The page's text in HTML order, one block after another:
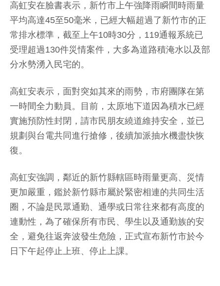
高虹安在臉書表示，新竹市上午強降雨瞬間時雨量
平均高達45至50毫米，已經大幅超過了新竹市的正
常排水標準，截至上午10時30分，119通報系統已
受理超過130件災情案件，大多為道路積淹水以及部
分水勢湧入民宅的。
高虹安表示，面對突如其來的雨勢，市府團隊在第
一時間全力動員。目前，太原地下道因為積水已經
實施預防性封閉，請市民朋友繞道維持安全，並已
規劃與台電共同進行搶修，後續加派抽水機盡快恢
復。
高虹安強調，鄰近的新竹縣轄區時雨量更高、災情
更加嚴重，鑑於新竹縣市屬於緊密相連的共同生活
圈，不論是民眾通勤、通學或日常往來都有高度的
連動性，為了確保所有市民、學生以及通勤族的安
全，避免往返奔波發生危險，正式宣布新竹市於今
日下午起停止上班、停止上課。